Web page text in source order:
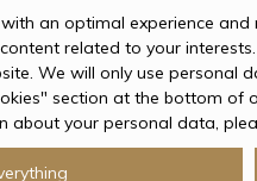
an optimal experience
related to your
We will only use personal
section at the bottom of
about your personal data,